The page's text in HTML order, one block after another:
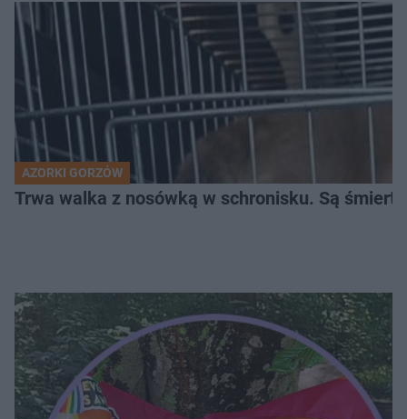
AZORKI GORZÓW
Trwa walka z nosówką w schronisku. Są